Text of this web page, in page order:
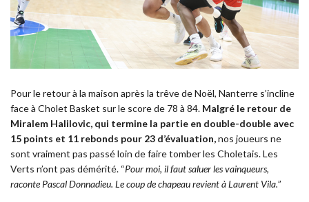
Pour le retour à la maison après la trêve deNoël, Nanterre s’incline
face à Cholet Basket sur le score de 78 à 84. Malgré le retour de
Miralem Halilovic, qui termine la partie en double-double avec
15 points et 11 rebonds pour 23 d’évaluation,nos joueurs ne
sont vraiment pas passé loin de faire tomber les Choletais. Les
Verts n’ont pas démérité. “Pour moi, il faut saluer les vainqueurs,
raconte Pascal Donnadieu. Le coup de chapeau revient à Laurent Vila.”